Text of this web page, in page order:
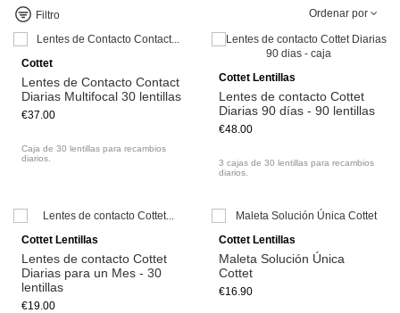
Filtro Ordenar por
Cottet
Lentes de Contacto Contact
Diarias Multifocal 30 lentillas
€37.00
Caja de 30 lentillas para recambios
diarios.
Cottet Lentillas
Lentes de contacto Cottet
Diarias 90 días - 90 lentillas
€48.00
3 cajas de 30 lentillas para recambios
diarios.
Cottet Lentillas
Lentes de contacto Cottet
Diarias para un Mes - 30
lentillas
€19.00
Add to cart
Cottet Lentillas
Maleta Solución Única
Cottet
€16.90